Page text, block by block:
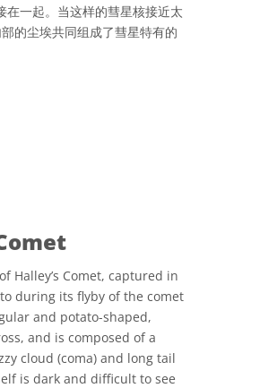
一起。当这样的彗星核接近太
的尘埃共同组成了彗星特有的
ShareAlike 3.0 IGO 图标
Halley’s Comet, captured in
during its flyby of the comet
and potato-shaped,
and is composed of a
cloud (coma) and long tail
is dark and difficult to see